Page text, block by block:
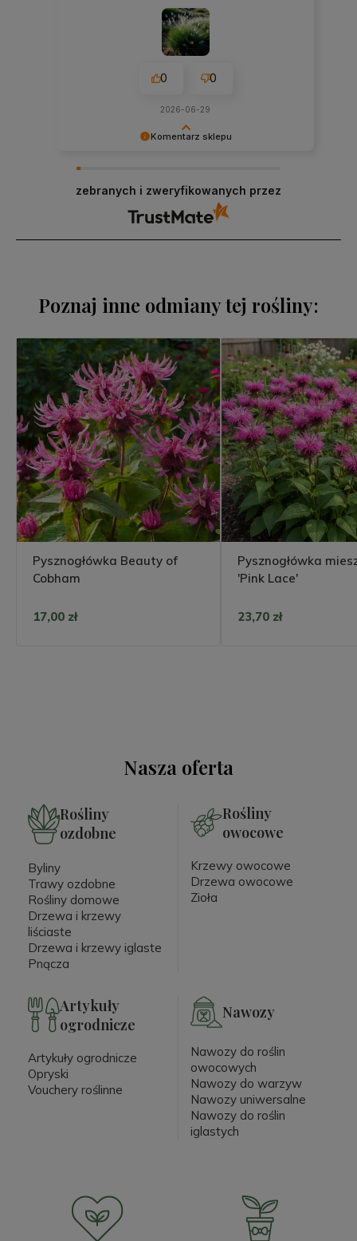
Komentarz sklepu
Twoje rośliny będą szczęśliwe i zielone po sufit! –
0 0
2026-06-29
zebranych i zweryfikowanych przez
Poznaj inne odmiany tej rośliny:
Pysznogłówka Beauty of
Cobham
17,00 zł
Pysznogłówka
'Pink Lace'
23,70 zł
Nasza oferta
Rośliny
ozdobne
Byliny
Trawy ozdobne
Rośliny domowe
Drzewa i krzewy
liściaste
Drzewa i krzewy iglaste
Pnącza
Rośliny
owocowe
Krzewy owocowe
Drzewa owocowe
Zioła
Artykuły
ogrodnicze
Artykuły ogrodnicze
Opryski
Vouchery roślinne
Nawozy
Nawozy do roślin
owocowych
Nawozy do warzyw
Nawozy uniwersalne
Nawozy do roślin
iglastych